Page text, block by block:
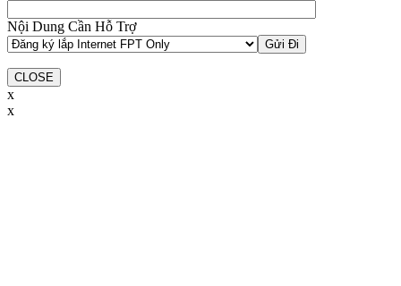
Nội Dung Cần Hỗ Trợ
CLOSE
x
x